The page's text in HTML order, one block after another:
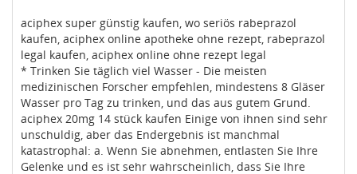
aciphex super günstig kaufen, wo seriös rabeprazol
kaufen, aciphex online apotheke ohne rezept, rabeprazol
legal kaufen, aciphex online ohne rezept legal
* Trinken Sie täglich viel Wasser - Die meisten
medizinischen Forscher empfehlen, mindestens 8 Gläser
Wasser pro Tag zu trinken, und das aus gutem Grund.
aciphex 20mg 14 stück kaufen Einige von ihnen sind sehr
unschuldig, aber das Endergebnis ist manchmal
katastrophal: a. Wenn Sie abnehmen, entlasten Sie Ihre
Gelenke und es ist sehr wahrscheinlich, dass Sie Ihre